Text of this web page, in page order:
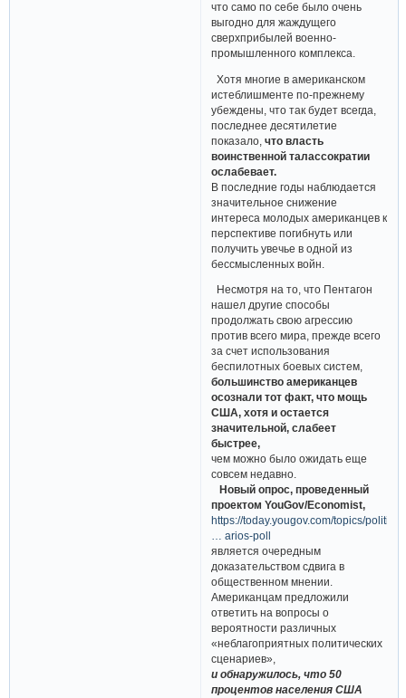
что само по себе было очень
выгодно для жаждущего
сверхприбылей военно-
промышленного комплекса.
Хотя многие в американском
истеблишменте по-прежнему
убеждены, что так будет всегда,
последнее десятилетие
показало, что власть
воинственной талассократии
ослабевает.
В последние годы наблюдается
значительное снижение
интереса молодых американцев к
перспективе погибнуть или
получить увечье в одной из
бессмысленных войн.
Несмотря на то, что Пентагон
нашел другие способы
продолжать свою агрессию
против всего мира, прежде всего
за счет использования
беспилотных боевых систем,
большинство американцев
осознали тот факт, что мощь
США, хотя и остается
значительной, слабеет
быстрее,
чем можно было ожидать еще
совсем недавно.
Новый опрос, проведенный
проектом YouGov/Economist,
https://today.yougov.com/topics/politic
… arios-poll
является очередным
доказательством сдвига в
общественном мнении.
Американцам предложили
ответить на вопросы о
вероятности различных
«неблагоприятных политических
сценариев»,
и обнаружилось, что 50
процентов населения США